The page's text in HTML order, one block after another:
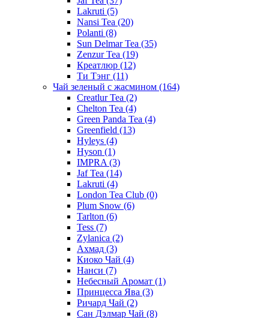
Lakruti (5)
Nansi Tea (20)
Polanti (8)
Sun Delmar Tea (35)
Zenzur Tea (19)
Креатлюр (12)
Ти Тэнг (11)
Чай зеленый с жасмином (164)
Creatlur Tea (2)
Chelton Tea (4)
Green Panda Tea (4)
Greenfield (13)
Hyleys (4)
Hyson (1)
IMPRA (3)
Jaf Tea (14)
Lakruti (4)
London Tea Club (0)
Plum Snow (6)
Tarlton (6)
Tess (7)
Zylanica (2)
Ахмад (3)
Киоко Чай (4)
Нанси (7)
Небесный Аромат (1)
Принцесса Ява (3)
Ричард Чай (2)
Сан Дэлмар Чай (8)